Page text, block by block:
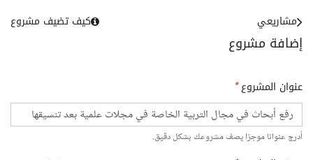
إضافة مشروع
مشاريعي كيف تضيف مشروع
عنوان المشروع*
أدرج عنوانا موجزا يصف مشروعك بشكل دقيق.